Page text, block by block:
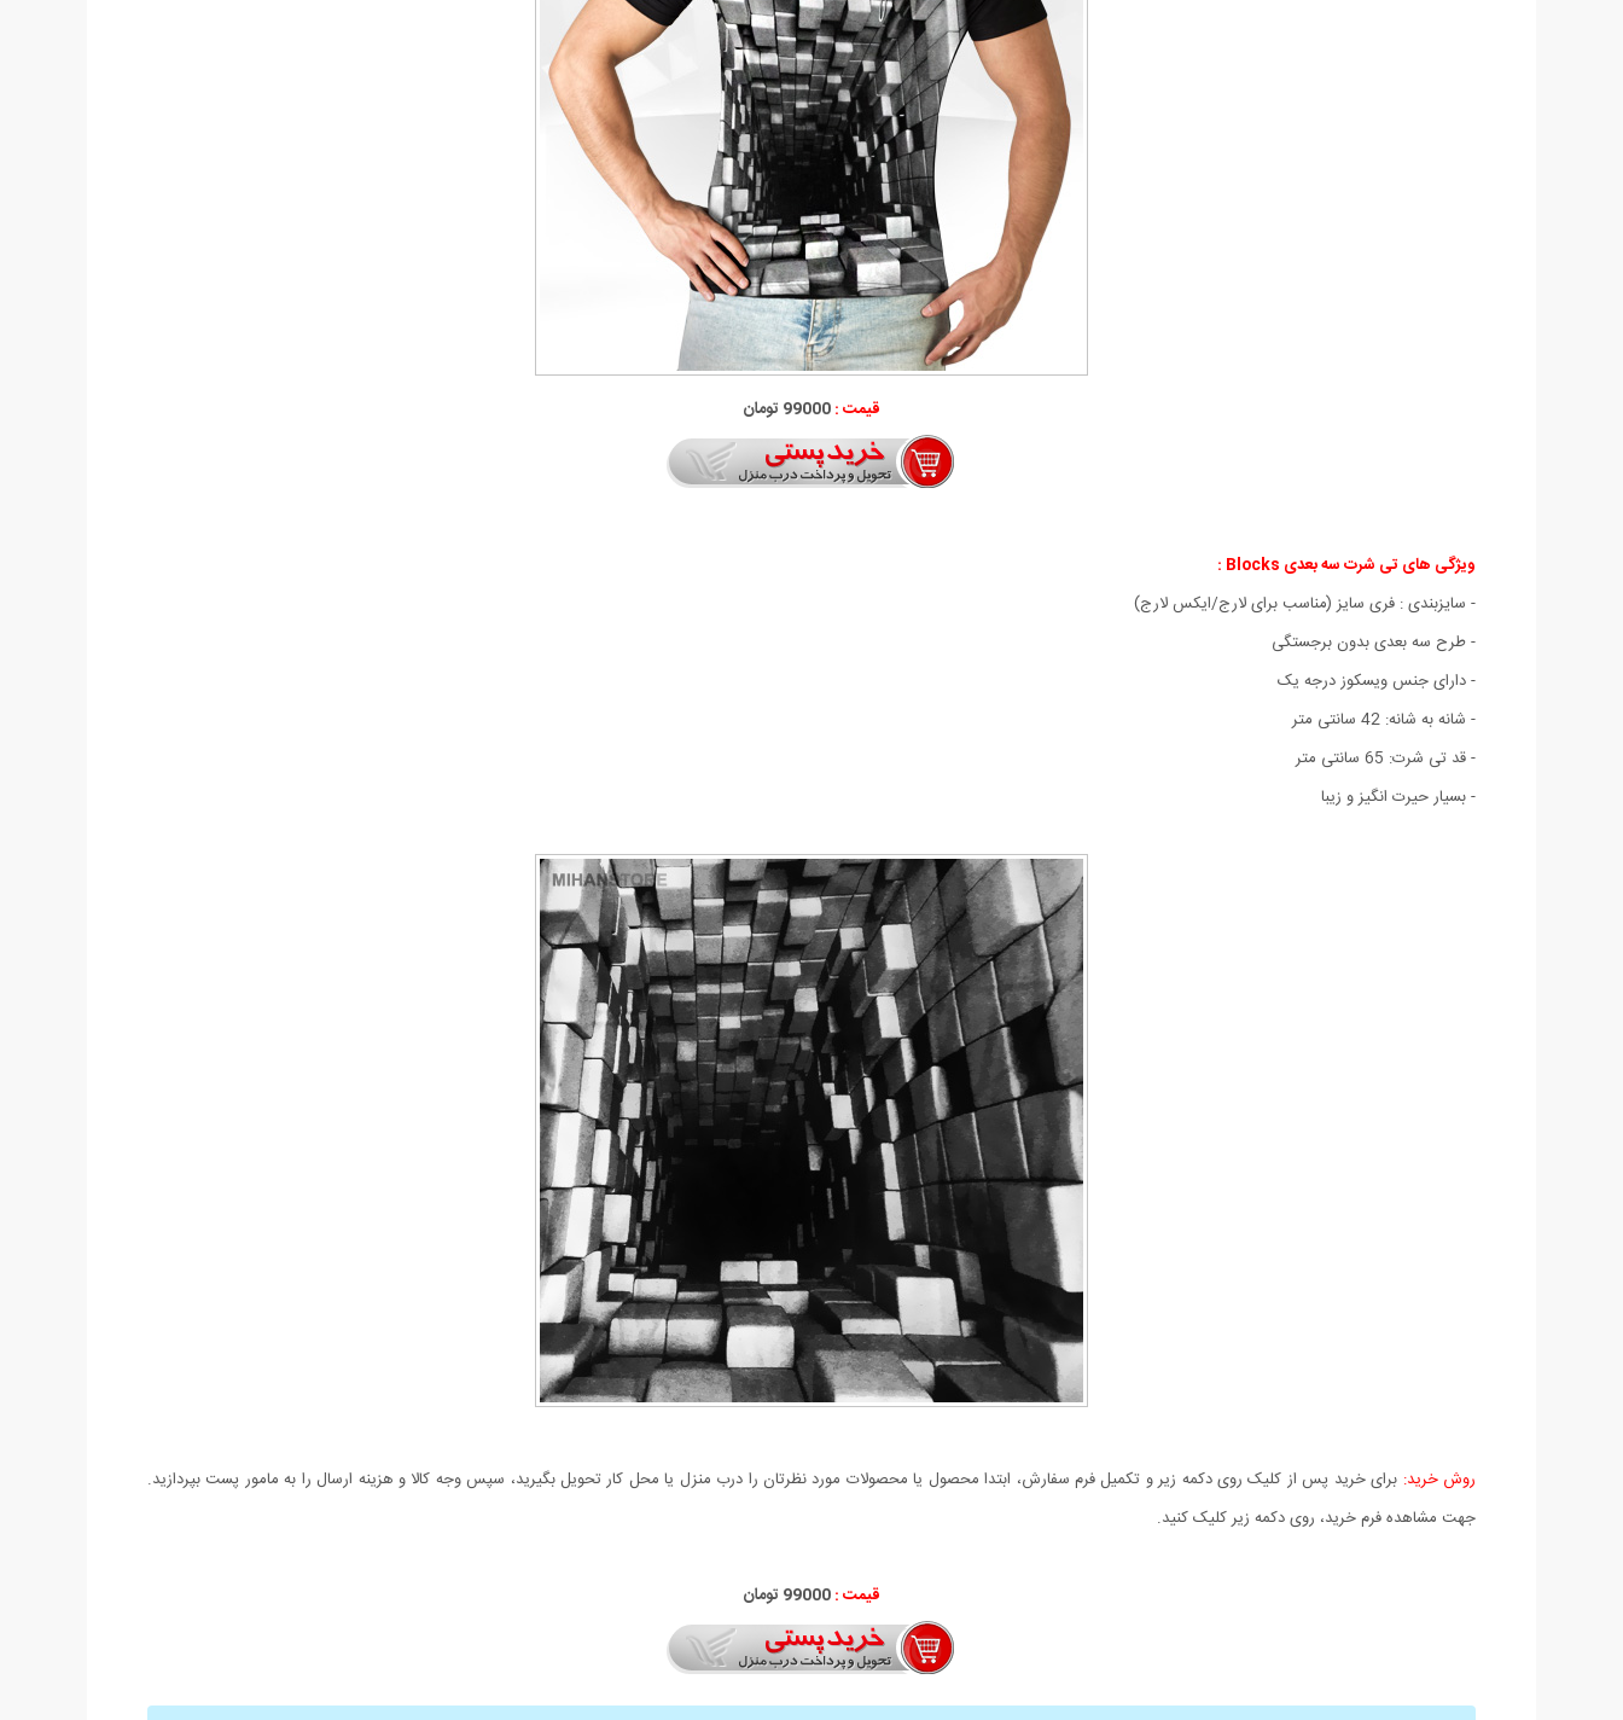
قیمت :99000 تومان
ویژگی های تی شرت سه بعدی Blocks :
- سايزبندی : فری سایز (مناسب برای لارج/ایکس لارج)
- طرح سه بعدی بدون برجستگی
- دارای جنس ویسکوز درجه یک
- شانه به شانه: 42 سانتی متر
- قد تی شرت: 65 سانتی متر
- بسیار حیرت انگیز و زیبا
روش خرید: برای خرید پس از کلیک روی دکمه زیر و تکمیل فرم سفارش، ابتدا محصول یا محصولات مورد نظرتان را درب منزل یا محل کار تحویل بگیرید، سپس وجه کالا و هزینه ارسال را به مامور پست بپردازید.
جهت مشاهده فرم خرید، روی دکمه زیر کلیک کنید.
قیمت :99000 تومان